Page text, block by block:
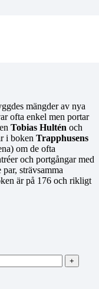
mängder av nya
ofta enkel men portar
Tobias Hultén och
i boken Trapphusens
om de ofta
och portgångar med
par, strävsamma
är på 176 och rikligt